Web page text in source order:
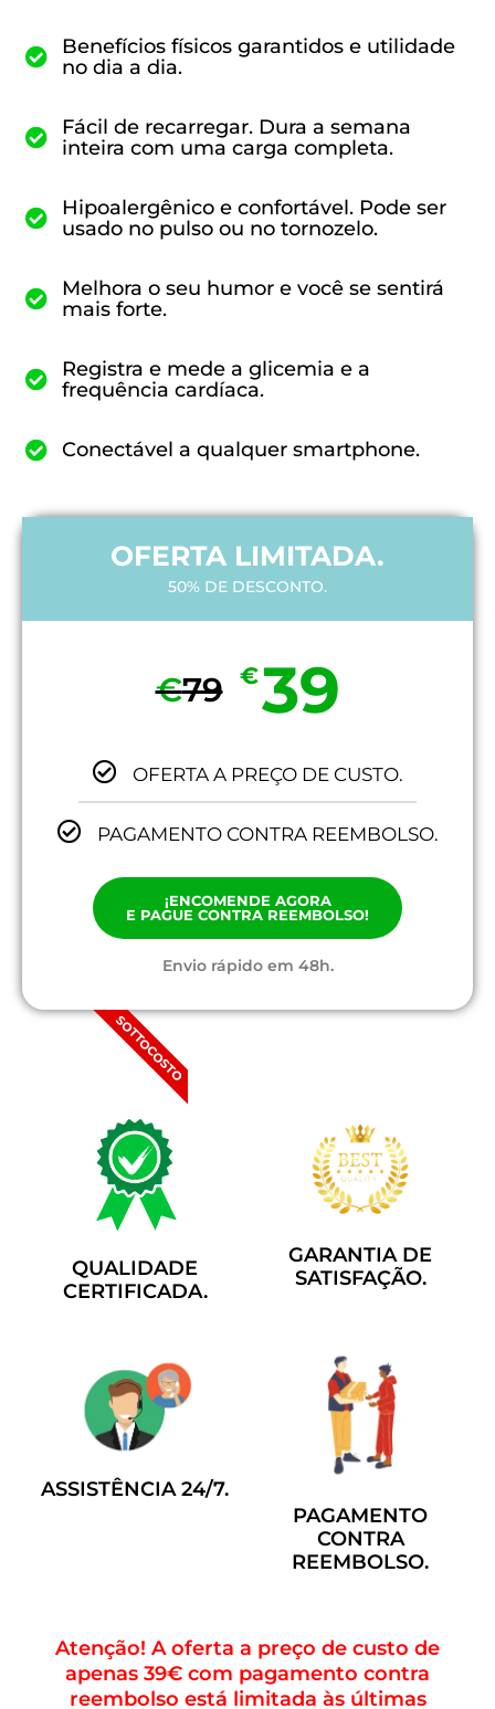
Benefícios físicos garantidos e utilidade
no dia a dia.
Fácil de recarregar. Dura a semana
inteira com uma carga completa.
Hipoalergênico e confortável. Pode ser
usado no pulso ou no tornozelo.
Melhora o seu humor e você se sentirá
mais forte.
Registra e mede a glicemia e a
frequência cardíaca.
Conectável a qualquer smartphone.
OFERTA LIMITADA.
50% DE DESCONTO.
€79 €39
OFERTA A PREÇO DE CUSTO.
PAGAMENTO CONTRA REEMBOLSO.
¡ENCOMENDE AGORA
E PAGUE CONTRA REEMBOLSO!
Envio rápido em 48h.
SOTTOCOSTO
QUALIDADE
CERTIFICADA.
GARANTIA DE
SATISFAÇÃO.
ASSISTÊNCIA 24/7.
PAGAMENTO
CONTRA
REEMBOLSO.
Atenção! A oferta a preço de custo de
apenas 39€ com pagamento contra
reembolso está limitada às últimas